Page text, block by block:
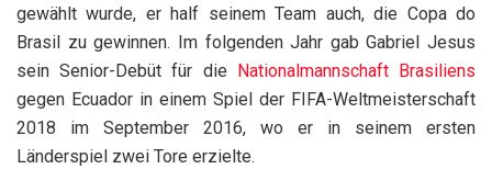
gewählt wurde, er half seinem Team auch, die Copa do
Brasil zu gewinnen. Im folgenden Jahr gab Gabriel Jesus
sein Senior-Debüt für die
Nationalmannschaft Brasiliens
gegen Ecuador in einem Spiel der FIFA-Weltmeisterschaft
2018 im September 2016, wo er in seinem ersten
Länderspiel zwei Tore erzielte.